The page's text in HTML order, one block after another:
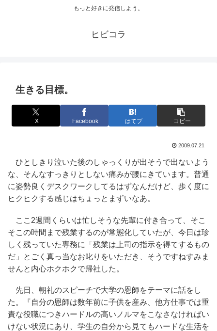
もっと好きに発信しよう。
ヒビコラ
生きる目標。
X Facebook はてブ コピー
2009.07.21
ひとしきり泣いた後のしゃっくりが出そうで出ないよう
な、そんなすっきりとしない痛みが腰にきています。普通
に姿勢良くデスクワークしてるはずなんだけど、歩く度に
ヒクヒクする感じはちょっとまずいなあ。
ここ2週間くらいは忙しそうな先輩に付き合って、そこ
そこの時間まで残業するのが常態化していたが、今日は珍
しく残っていた専務に「残業は上司の指示を得てするもの
だ」とごく真っ当なお叱りをいただき、そうですねすみま
せんと内心ホクホクで帰社した。
先日、朝礼のスピーチで大学の恩師をテーマに話をし
た。『自分の恩師は数年前に子供を産み、他方仕事では重
責な役職につきハードルの高いノルマをこなさなければい
けない状況にあり、学生の自分から見てもハードな生活を